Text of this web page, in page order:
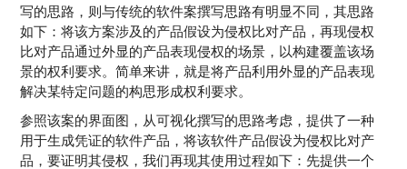
写的思路，则与传统的软件案撰写思路有明显不同，其思路
如下：将该方案涉及的产品假设为侵权比对产品，再现侵权
比对产品通过外显的产品表现侵权的场景，以构建覆盖该场
景的权利要求。简单来讲，就是将产品利用外显的产品表现
解决某特定问题的构思形成权利要求。
参照该案的界面图，从可视化撰写的思路考虑，提供了一种
用于生成凭证的软件产品，将该软件产品假设为侵权比对产
品，要证明其侵权，我们再现其使用过程如下：先提供一个